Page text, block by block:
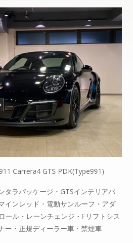
Carrera4 GTS PDK(Type991)
タラパッケージ・GTSインテリアパ
インレッド・電動サンルーフ・アダ
ール・レーンチェンジ・Fリフトシス
ー・正規ディーラー車・禁煙車